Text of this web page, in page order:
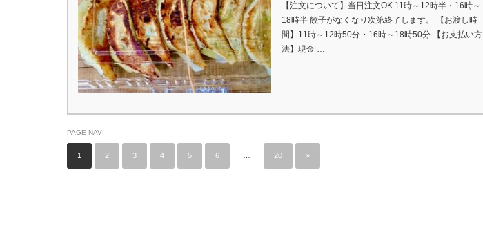
【注文について】当日注文OK 11時～12時半・16時～
18時半 餃子がなくなり次第終了します。 【お渡し時
間】11時～12時50分・16時～18時50分 【お支払い方
法】現金 …
PAGE NAVI
1 2 3 4 5 6 20 »